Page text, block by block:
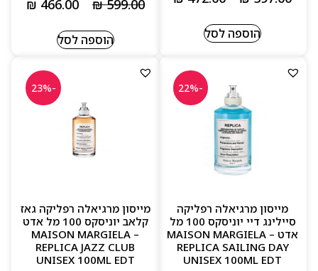
הוספה לסל
₪599.00
₪ 466.00
הוספה לסל
-22%
מייסון מרגיאלה רפליקה
סיילינג דיי יוניסקס 100 מל
אדט – MAISON MARGIELA
REPLICA SAILING DAY
UNISEX 100ML EDT
-23%
מייסון מרגיאלה רפליקה גאז
קלאב יוניסקס 100 מל אדט
– MAISON MARGIELA
REPLICA JAZZ CLUB
UNISEX 100ML EDT